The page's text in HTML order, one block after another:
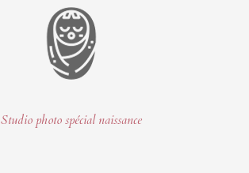
Studio photo spécial naissance